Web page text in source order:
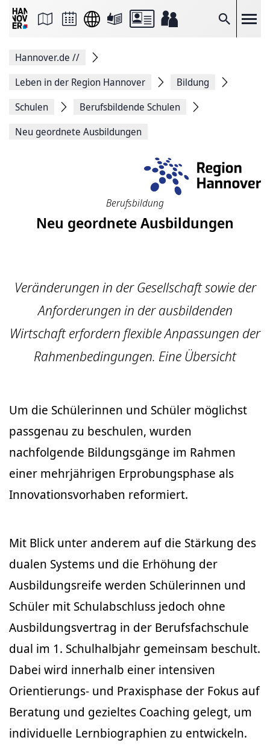
Suche
Seite
Facebook
teilen
Seitenlink
Seite
Hannover.de //
Leben in der Region Hannover
Bildung
Schulen
Berufsbildende Schulen
Neu geordnete Ausbildungen
Berufsbildung
Neu geordnete Ausbildungen
Veränderungen in der Gesellschaft sowie der
Anforderungen in der ausbildenden
Wirtschaft erfordern flexible Anpassungen der
Rahmenbedingungen. Eine Übersicht
Um die Schülerinnen und Schüler möglichst
passgenau zu beschulen, wurden
nachfolgende Bildungsgänge im Rahmen
einer mehrjährigen Erprobungsphase als
Innovationsvorhaben reformiert.
Mit Blick unter anderem auf die Stärkung des
dualen Systems und die Erhöhung der
Ausbildungsreife werden Schülerinnen und
Schüler mit Schulabschluss jedoch ohne
Ausbildungsvertrag in der Berufsfachschule
dual im 1. Schulhalbjahr gemeinsam beschult.
Dabei wird innerhalb einer intensiven
Orientierungs- und Praxisphase der Fokus auf
Beratung und gezieltes Coaching gelegt, um
individuelle Lernbiographien zu entwickeln.